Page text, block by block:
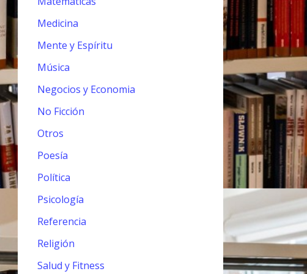
Medicina
Mente y Espíritu
Música
Negocios y Economia
No Ficción
Otros
Poesía
Política
Psicología
Referencia
Religión
Salud y Fitness